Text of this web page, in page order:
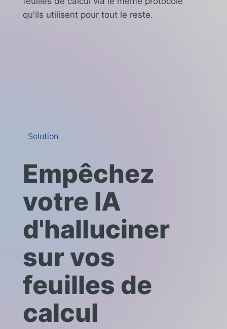
qu'ils utilisent pour tout le reste.
Solution
Empêchez
votre IA
d'halluciner
sur vos
feuilles de
calcul